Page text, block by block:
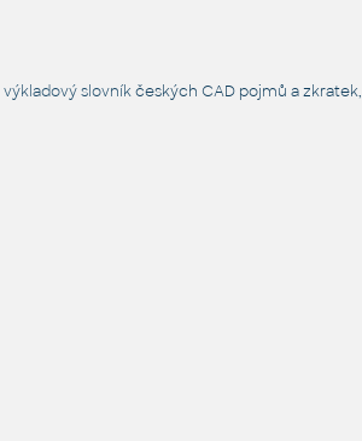
výkladový slovníkčeských CAD pojmů a zkratek,